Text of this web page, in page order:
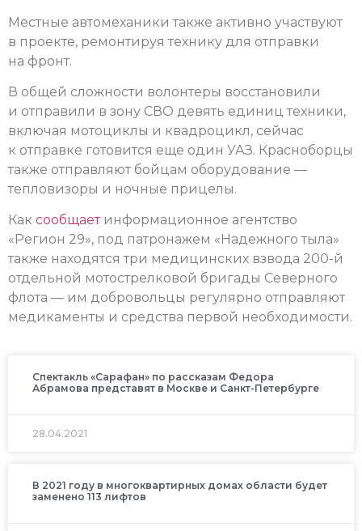
Местные автомеханики также активно участвуют
в проекте, ремонтируя технику для отправки
на фронт.
В общей сложности волонтеры восстановили
и отправили в зону СВО девять единиц техники,
включая мотоциклы и квадроцикл, сейчас
к отправке готовится еще один УАЗ. Красноборцы
также отправляют бойцам оборудование —
тепловизоры и ночные прицелы.
Как сообщаетинформационное агентство
«Регион 29», под патронажем «Надежного тыла»
также находятся три медицинских взвода 200-й
отдельной мотострелковой бригады Северного
флота — им добровольцы регулярно отправляют
медикаменты и средства первой необходимости.
Спектакль «Сарафан» по рассказам Федора
Абрамова представят в Москве и Санкт-Петербурге
28.04.2021
В 2021 году в многоквартирных домах области будет
заменено 113 лифтов